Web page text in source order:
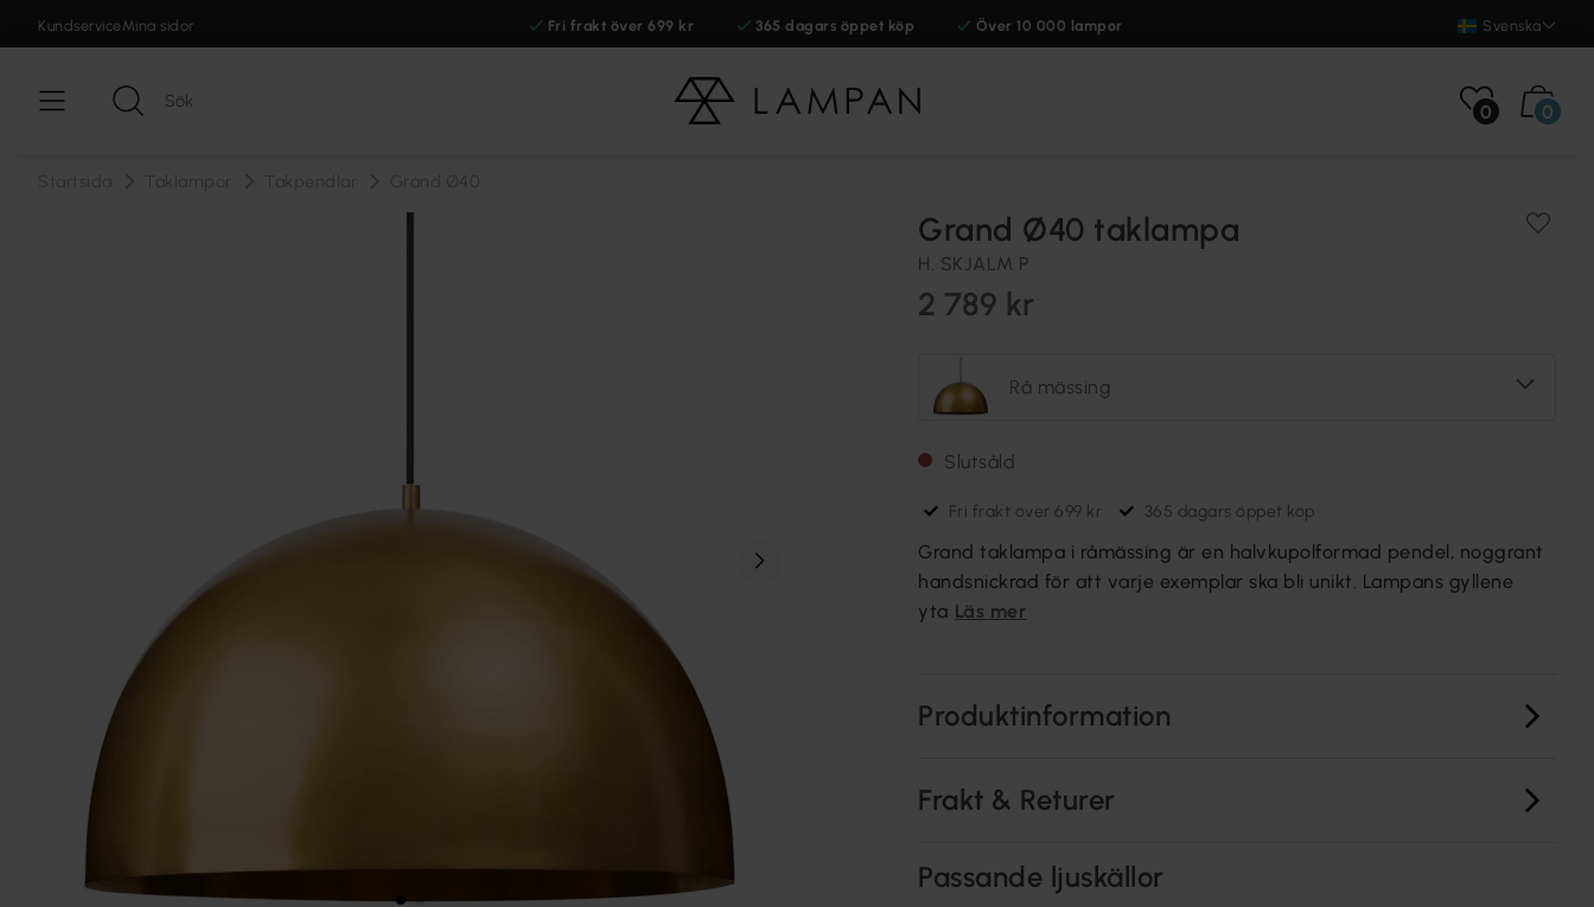
KundserviceMina sidor Fri frakt över 699 kr 365 dagars öppet köp Över 10 000 lampor Svenska
0 0
Grand Ø40 taklampa
H. SKJALM P
2 789 kr
Rå mässing
Slutsåld
Fri frakt över 699 kr 365 dagars öppet köp
Grand taklampa i råmässing är en halvkupolformad pendel, noggrant
handsnickrad för att varje exemplar ska bli unikt. Lampans gyllene
yta Läs mer
Produktinformation
Frakt & Returer
Passande ljuskällor